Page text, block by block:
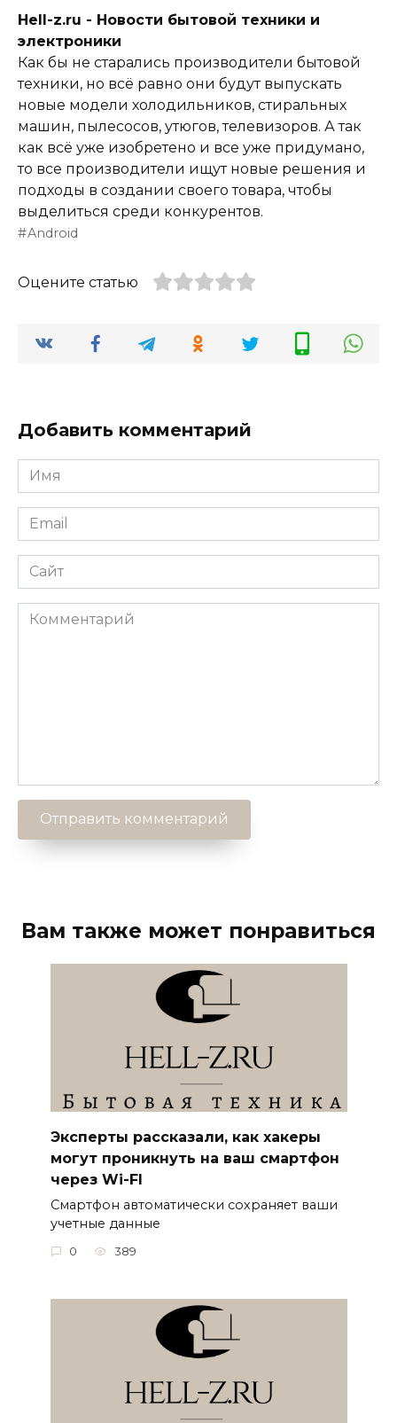
Hell-z.ru - Новости бытовой техники и
электроники
Как бы не старались производители бытовой
техники, но всё равно они будут выпускать
новые модели холодильников, стиральных
машин, пылесосов, утюгов, телевизоров. А так
как всё уже изобретено и все уже придумано,
то все производители ищут новые решения и
подходы в создании своего товара, чтобы
выделиться среди конкурентов.
Android
Оцените статью
Добавить комментарий
Имя
*
Email
*
Сайт
Комментарий
Вам также может понравиться
Эксперты рассказали, как хакеры
могут проникнуть на ваш смартфон
через Wi-FI
Смартфон автоматически сохраняет ваши
учетные данные
0 389